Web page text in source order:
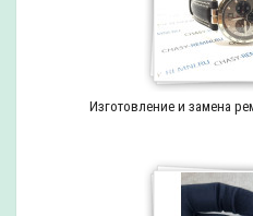
Изготовление и замена